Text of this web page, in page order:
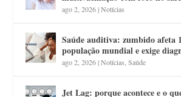
ago 2, 2026|Notícias
Saúde auditiva: zumbido afeta
população mundial e exige
ago 2, 2026|Notícias ,Saúde
Jet Lag: porque acontece e o